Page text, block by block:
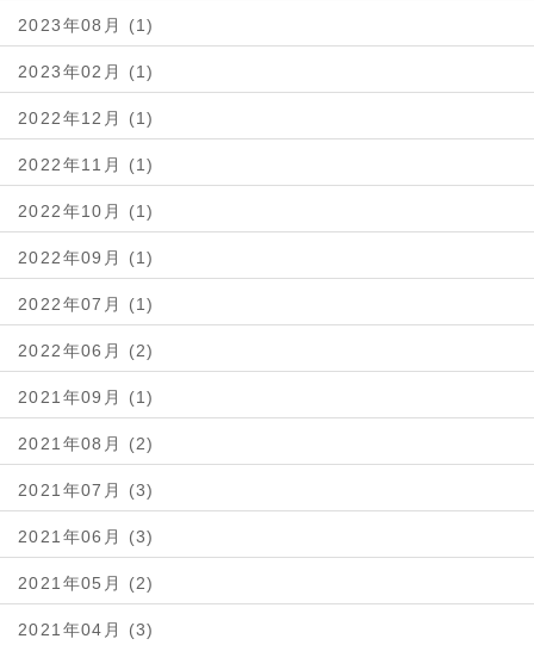
2023年08月 (1)
2023年02月 (1)
2022年12月 (1)
2022年11月 (1)
2022年10月 (1)
2022年09月 (1)
2022年07月 (1)
2022年06月 (2)
2021年09月 (1)
2021年08月 (2)
2021年07月 (3)
2021年06月 (3)
2021年05月 (2)
2021年04月 (3)